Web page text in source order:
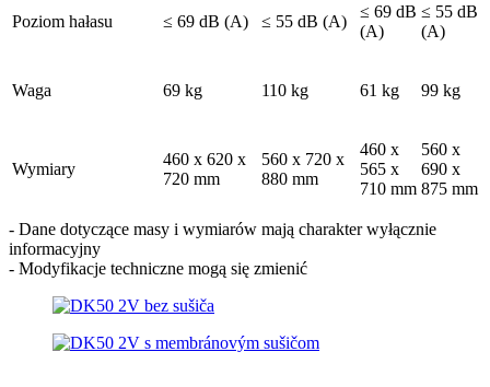
Poziom hałasu ≤ 69 dB (A) ≤ 55 dB (A)
≤ 69 dB
(A)
≤ 55 dB
(A)
Waga 69 kg 110 kg 61 kg 99 kg
Wymiary
460 x 620 x
720 mm
560 x 720 x
880 mm
460 x
565 x
710 mm
560 x
690 x
875 mm
- Dane dotyczące masy i wymiarów mają charakter wyłącznie
informacyjny
- Modyfikacje techniczne mogą się zmienić